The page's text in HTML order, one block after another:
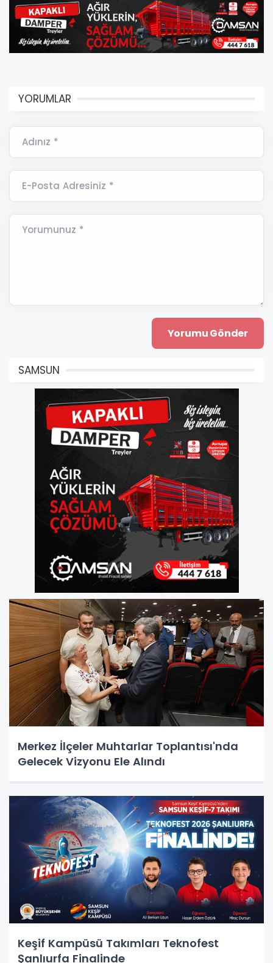
YORUMLAR
Adınız *
E-Posta Adresiniz *
Yorumunuz *
SAMSUN
Merkez İlçeler Muhtarlar Toplantısı'nda
Gelecek Vizyonu Ele Alındı
Keşif Kampüsü Takımları Teknofest
Şanlıurfa Finalinde